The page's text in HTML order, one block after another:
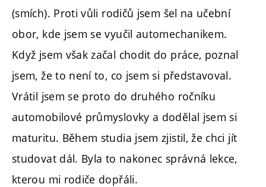
(smích). Proti vůli rodičů jsem šel na učební
obor, kde jsem se vyučil automechanikem.
Když jsem však začal chodit do práce, poznal
jsem, že to není to, co jsem si představoval.
Vrátil jsem se proto do druhého ročníku
automobilové průmyslovky a dodělal jsem si
maturitu. Během studia jsem zjistil, že chci jít
studovat dál. Byla to nakonec správná lekce,
kterou mi rodiče dopřáli.